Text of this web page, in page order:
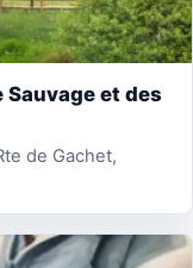
et des
de Gachet,